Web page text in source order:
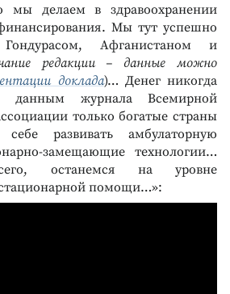
мы делаем в здравоохранении
Мы тут успешно
Афганистаном и
редакции – данные можно
доклада)… Денег никогда
данным журнала Всемирной
только богатые страны
развивать амбулаторную
замещающие технологии…
останемся на уровне
помощи…»: